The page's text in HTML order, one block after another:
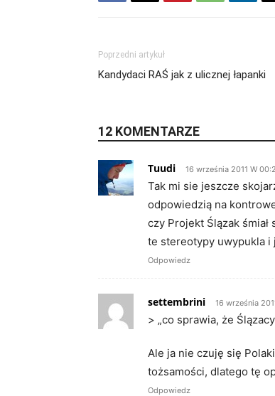
Poprzedni artykuł
Kandydaci RAŚ jak z ulicznej łapanki
12 KOMENTARZE
Tuudi 16 września 2011 W
Tak mi sie jeszcze
odpowiedzią na
czy Projekt Ślązak
te stereotypy uwypukla i
Odpowiedz
settembrini 16 września
> „co sprawia, że
Ale ja nie czuję się
tożsamości, dlatego tę
Odpowiedz